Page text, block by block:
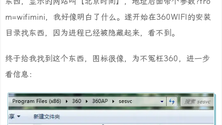
m=wifimini，我好像明白了什么。遂开始在360WIFI的安装
目录找东西，因为进程已经被隐藏起来，看不到。
终于给我找到这个东西，图标很像，为不冤枉360，进一步
看信息：